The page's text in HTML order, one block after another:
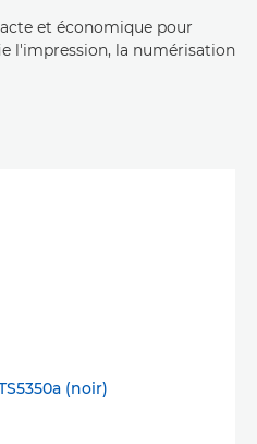
et économique pour
l'impression, la numérisation